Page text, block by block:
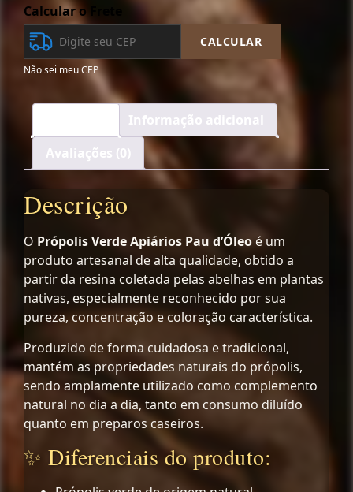
Calcular o Frete
CALCULAR
Não sei meu CEP
Informação adicional
Avaliações (0)
Descrição
O Própolis Verde Apiários Pau d’Óleoé um
produto artesanal de alta qualidade, obtido a
partir da resina coletada pelas abelhas em plantas
nativas, especialmente reconhecido por sua
pureza, concentração e coloração característica.
Produzido de forma cuidadosa e tradicional,
mantém as propriedades naturais do própolis,
sendo amplamente utilizado como complemento
natural no dia a dia, tanto em consumo diluído
quanto em preparos caseiros.
✨ Diferenciais do produto: